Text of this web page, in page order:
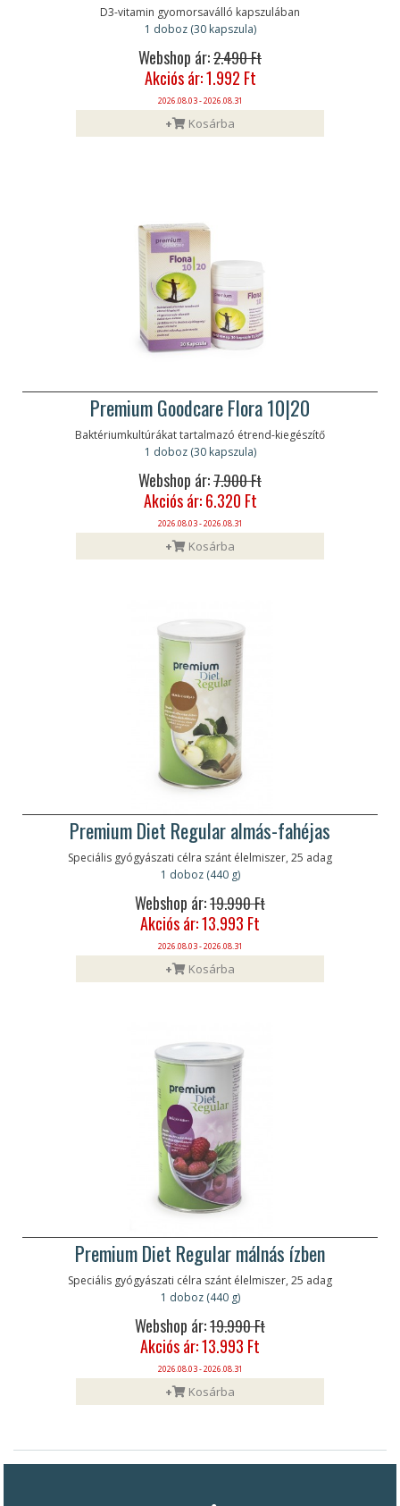
D3-vitamin gyomorsaválló kapszulában
1 doboz (30 kapszula)
Webshop ár:2.490 Ft
Akciós ár: 1.992 Ft
2026.08.03 - 2026.08.31
+ Kosárba
Premium Goodcare Flora 10|20
Baktériumkultúrákat tartalmazó étrend-kiegészítő
1 doboz (30 kapszula)
Webshop ár:7.900 Ft
Akciós ár: 6.320 Ft
2026.08.03 - 2026.08.31
+ Kosárba
Premium Diet Regular almás-fahéjas
Speciális gyógyászati célra szánt élelmiszer, 25 adag
1 doboz (440 g)
Webshop ár:19.990 Ft
Akciós ár: 13.993 Ft
2026.08.03 - 2026.08.31
+ Kosárba
Premium Diet Regular málnás ízben
Speciális gyógyászati célra szánt élelmiszer, 25 adag
1 doboz (440 g)
Webshop ár:19.990 Ft
Akciós ár: 13.993 Ft
2026.08.03 - 2026.08.31
+ Kosárba